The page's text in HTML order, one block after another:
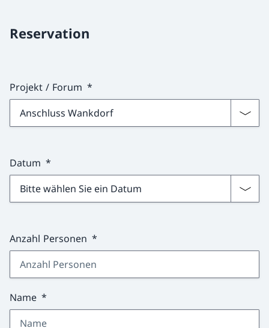
Reservation
Projekt / Forum
Datum
Anzahl Personen
Name